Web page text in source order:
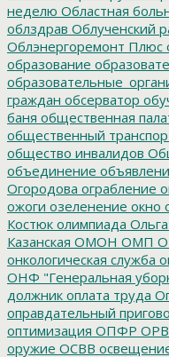
неделю Областная
облздрав Облученский
Облэнергоремонт Плюс
образование
граждан обсерватор
баня общественная
общественный
общество инвалидов
объединение
Огородова ограбление
ожоги озеленение окно
Костюк олимпиада
Казанская ОМОН ОМП
онкологическая служба
ОНФ "Генеральная
должник оплата труда
оправдательный
оптимизация ОПФР
оружие ОСВВ